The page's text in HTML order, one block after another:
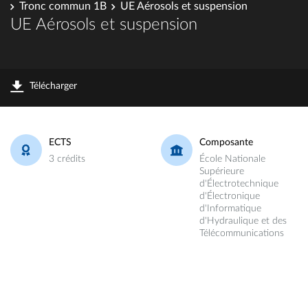
Tronc commun 1B
UE Aérosols et suspension
UE Aérosols et suspension
Télécharger
ECTS
3 crédits
Composante
École Nationale
Supérieure
d'Électrotechnique
d'Électronique
d'Informatique
d'Hydraulique et des
Télécommunications